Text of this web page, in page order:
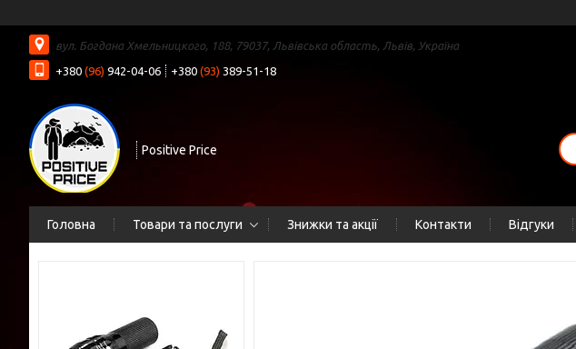
вул. Богдана Хмельницкого, 188, 79037, Львівська область, Львів, Україна
+380 (96) 942-04-06 +380 (93) 389-51-18
Positive Price
Головна Товари та послуги Знижки та акції Контакти Відгуки